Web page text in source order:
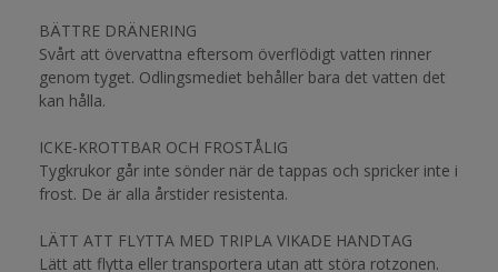
BÄTTRE DRÄNERING
Svårt att övervattna eftersom överflödigt vatten rinner
genom tyget. Odlingsmediet behåller bara det vatten det
kan hålla.
ICKE-KROTTBAR OCH FROSTÅLIG
Tygkrukor går inte sönder när de tappas och spricker inte i
frost. De är alla årstider resistenta.
LÄTT ATT FLYTTA MED TRIPLA VIKADE HANDTAG
Lätt att flytta eller transportera utan att störa rotzonen.